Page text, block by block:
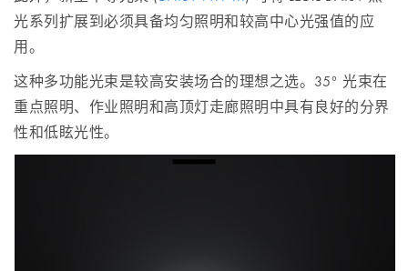
光系列扩展到必须具备均匀照明和较高中心光强值的应
用。
这种多功能光束是较高安装场合的理想之选。35° 光束在
重点照明、作业照明和高顶灯走廊照明中具有良好的分界
性和低眩光性。